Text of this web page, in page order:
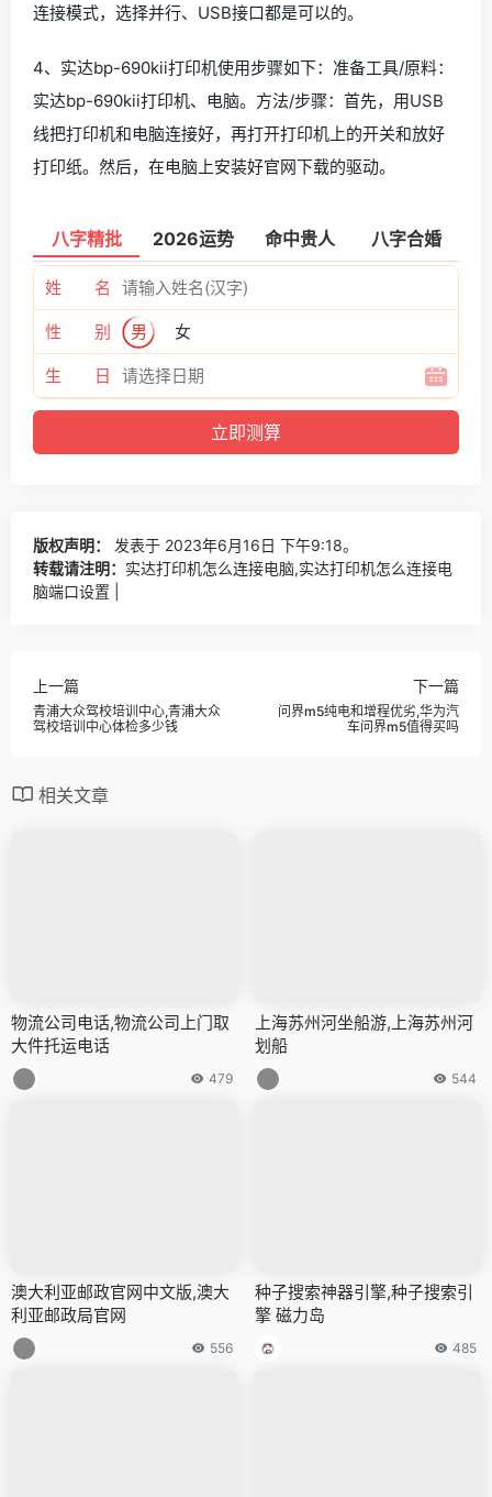
连接模式，选择并行、USB接口都是可以的。
4、实达bp-690kii打印机使用步骤如下：准备工具/原料：
实达bp-690kii打印机、电脑。方法/步骤：首先，用USB
线把打印机和电脑连接好，再打开打印机上的开关和放好
打印纸。然后，在电脑上安装好官网下载的驱动。
八字精批 2026运势 命中贵人 八字合婚
姓 名
性 别 男 女
生 日
版权声明：
发表于 2023年6月16日 下午9:18。
转载请注明： 实达打印机怎么连接电脑,实达打印机怎么连接电
脑端口设置 |
上一篇
青浦大众驾校培训中心,青浦大众
驾校培训中心体检多少钱
下一篇
问界m5纯电和增程优劣,华为汽
车问界m5值得买吗
相关文章
物流公司电话,物流公司上门取
大件托运电话
479
上海苏州河坐船游,上海苏州河
划船
544
澳大利亚邮政官网中文版,澳大
利亚邮政局官网
556
种子搜索神器引擎,种子搜索引
擎 磁力岛
485